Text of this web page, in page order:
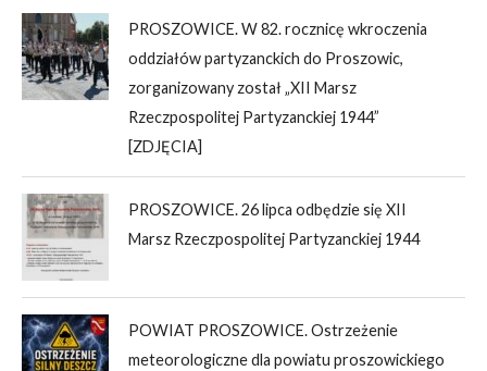
PROSZOWICE. W 82. rocznicę wkroczenia
oddziałów partyzanckich do Proszowic,
zorganizowany został „XII Marsz
Rzeczpospolitej Partyzanckiej 1944”
[ZDJĘCIA]
PROSZOWICE. 26 lipca odbędzie się XII
Marsz Rzeczpospolitej Partyzanckiej 1944
POWIAT PROSZOWICE. Ostrzeżenie
meteorologiczne dla powiatu proszowickiego